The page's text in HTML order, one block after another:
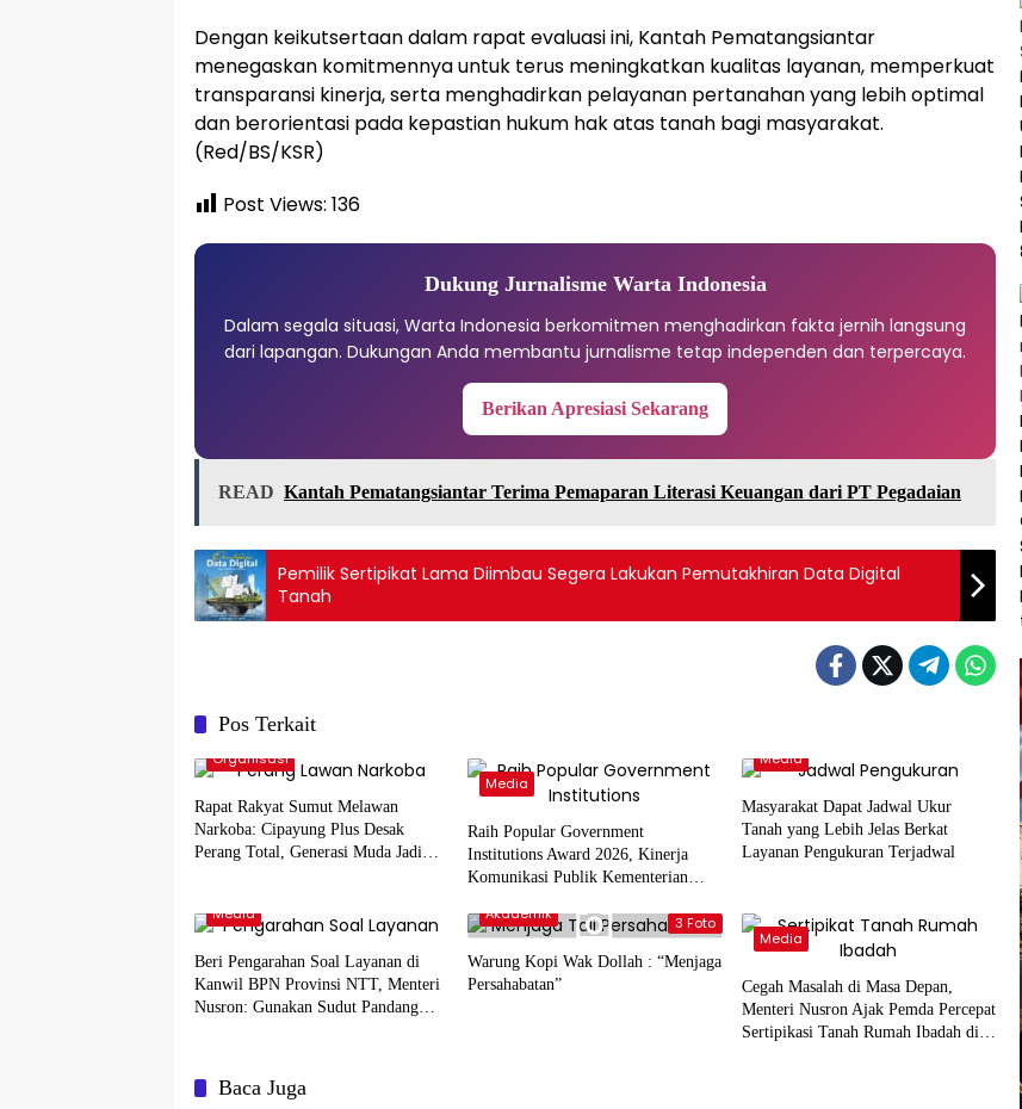
Dengan keikutsertaan dalam rapat evaluasi ini, Kantah Pematangsiantar
menegaskan komitmennya untuk terus meningkatkan kualitas layanan, memperkuat
transparansi kinerja, serta menghadirkan pelayanan pertanahan yang lebih optimal
dan berorientasi pada kepastian hukum hak atas tanah bagi masyarakat.
(Red/BS/KSR)
Post Views: 136
Dukung Jurnalisme Warta Indonesia
Dalam segala situasi, Warta Indonesia berkomitmen menghadirkan fakta jernih langsung
dari lapangan. Dukungan Anda membantu jurnalisme tetap independen dan terpercaya.
Berikan Apresiasi Sekarang
READ Kantah Pematangsiantar Terima Pemaparan Literasi Keuangan dari PT Pegadaian
Pemilik Sertipikat Lama Diimbau Segera Lakukan Pemutakhiran Data Digital
Tanah
Pos Terkait
Organisasi
Rapat Rakyat Sumut Melawan
Narkoba: Cipayung Plus Desak
Perang Total, Generasi Muda Jadi
Media
Raih Popular Government
Institutions Award 2026, Kinerja
Komunikasi Publik Kementerian
Media
Masyarakat Dapat Jadwal Ukur
Tanah yang Lebih Jelas Berkat
Layanan Pengukuran Terjadwal
Media
Beri Pengarahan Soal Layanan di
Kanwil BPN Provinsi NTT, Menteri
Nusron: Gunakan Sudut Pandang
3 Foto
Akademik
Warung Kopi Wak Dollah : “Menjaga
Persahabatan”
Media
Cegah Masalah di Masa Depan,
Menteri Nusron Ajak Pemda Percepat
Sertipikasi Tanah Rumah Ibadah di
Baca Juga